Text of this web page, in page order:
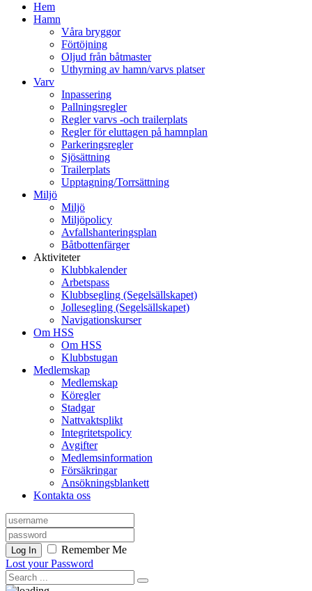
Hem
Hamn
Våra bryggor
Förtöjning
Oljud från båtmaster
Uthyrning av hamn/varvs platser
Varv
Inpassering
Pallningsregler
Regler varvs -och trailerplats
Regler för eluttagen på hamnplan
Parkeringsregler
Sjösättning
Trailerplats
Upptagning/Torrsättning
Miljö
Miljö
Miljöpolicy
Avfallshanteringsplan
Båtbottenfärger
Aktiviteter
Klubbkalender
Arbetspass
Klubbsegling (Segelsällskapet)
Jollesegling (Segelsällskapet)
Navigationskurser
Om HSS
Om HSS
Klubbstugan
Medlemskap
Medlemskap
Köregler
Stadgar
Nattvaktsplikt
Integritetspolicy
Avgifter
Medlemsinformation
Försäkringar
Ansökningsblankett
Kontakta oss
Log In
Remember Me
Lost your Password